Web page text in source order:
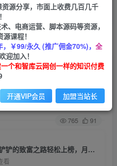
APP下载
GO
王铲铲的致富之路轻松
法，教程＋资料
关注 私信
765 91
（7011期）全网首发，靠王铲铲的致富之路轻松上榜，月入过万，骚操作玩法，教程＋资料
看
源分享，市面上收费几百几千
、电商运营、脚本源码等资源，
课程！
，￥99/永久 (推广佣金70%)， 全
迎加入！
个和智库云网创一样的知识付费
开通VIP会员 加盟当站长